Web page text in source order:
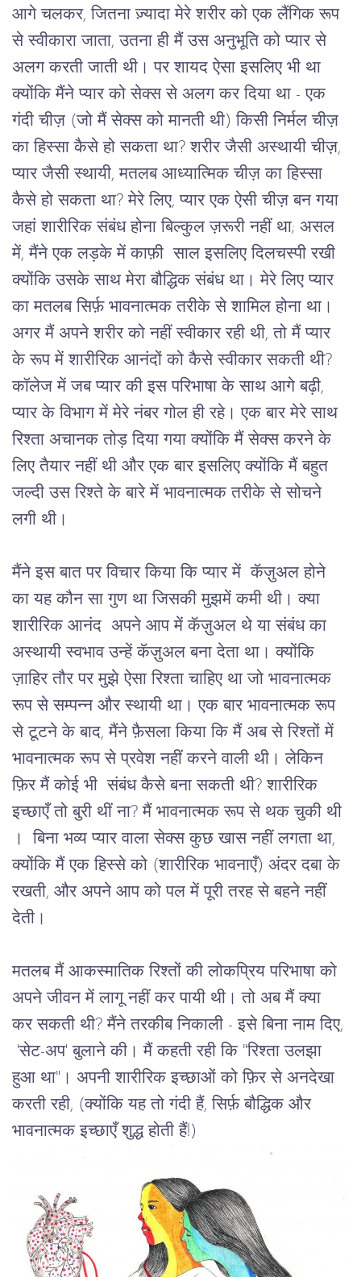
आगे चलकर, जितना ज़्यादा मेरे शरीर को एक लैंगिक रूप
से स्वीकारा जाता, उतना ही मैं उस अनुभूति को प्यार से
अलग करती जाती थी। पर शायद ऐसा इसलिए भी था
क्योंकि मैंने प्यार को सेक्स से अलग कर दिया था - एक
गंदी चीज़ (जो मैं सेक्स को मानती थी) किसी निर्मल चीज़
का हिस्सा कैसे हो सकता था? शरीर जैसी अस्थायी चीज़,
प्यार जैसी स्थायी, मतलब आध्यात्मिक चीज़ का हिस्सा
कैसे हो सकता था? मेरे लिए, प्यार एक ऐसी चीज़ बन गया
जहां शारीरिक संबंध होना बिल्कुल ज़रूरी नहीं था; असल
में, मैंने एक लड़के में काफ़ी  साल इसलिए दिलचस्पी रखी
क्योंकि उसके साथ मेरा बौद्धिक संबंध था। मेरे लिए प्यार
का मतलब सिर्फ़ भावनात्मक तरीके से शामिल होना था।
अगर मैं अपने शरीर को नहीं स्वीकार रही थी, तो मैं प्यार
के रूप में शारीरिक आनंदों को कैसे स्वीकार सकती थी?
कॉलेज में जब प्यार की इस परिभाषा के साथ आगे बढ़ी,
प्यार के विभाग में मेरे नंबर गोल ही रहे। एक बार मेरे साथ
रिश्ता अचानक तोड़ दिया गया क्योंकि मैं सेक्स करने के
लिए तैयार नहीं थी और एक बार इसलिए क्योंकि मैं बहुत
जल्दी उस रिश्ते के बारे में भावनात्मक तरीके से सोचने
लगी थी।
मैंने इस बात पर विचार किया कि प्यार में  कॅज़ुअल होने
का यह कौन सा गुण था जिसकी मुझमें कमी थी। क्या
शारीरिक आनंद  अपने आप में कॅज़ुअल थे या संबंध का
अस्थायी स्वभाव उन्हें कॅज़ुअल बना देता था। क्योंकि
ज़ाहिर तौर पर मुझे ऐसा रिश्ता चाहिए था जो भावनात्मक
रूप से सम्पन्न और स्थायी था। एक बार भावनात्मक रूप
से टूटने के बाद, मैंने फ़ैसला किया कि मैं अब से रिश्तों में
भावनात्मक रूप से प्रवेश नहीं करने वाली थी। लेकिन
फ़िर मैं कोई भी  संबंध कैसे बना सकती थी? शारीरिक
इच्छाएँ तो बुरी थीं ना? मैं भावनात्मक रूप से थक चुकी थी
।  बिना भव्य प्यार वाला सेक्स कुछ खास नहीं लगता था,
क्योंकि मैं एक हिस्से को (शारीरिक भावनाएँ) अंदर दबा के
रखती, और अपने आप को पल में पूरी तरह से बहने नहीं
देती।
मतलब मैं आकस्मातिक रिश्तों की लोकप्रिय परिभाषा को
अपने जीवन में लागू नहीं कर पायी थी। तो अब मैं क्या
कर सकती थी? मैंने तरकीब निकाली - इसे बिना नाम दिए,
'सेट-अप' बुलाने की। मैं कहती रही कि "रिश्ता उलझा
हुआ था"। अपनी शारीरिक इच्छाओं को फ़िर से अनदेखा
करती रही, (क्योंकि यह तो गंदी हैं, सिर्फ़ बौद्धिक और
भावनात्मक इच्छाएँ शुद्ध होती हैं!)